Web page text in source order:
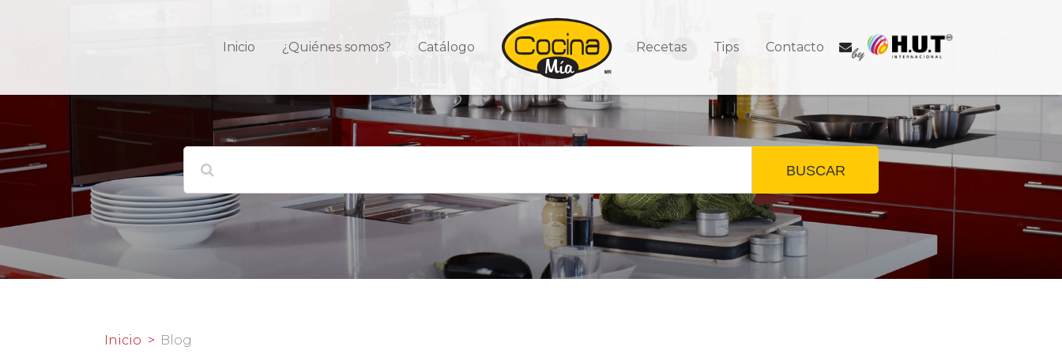
Inicio ¿Quiénes somos? Catálogo Recetas Tips Contacto
BUSCAR
Inicio Blog